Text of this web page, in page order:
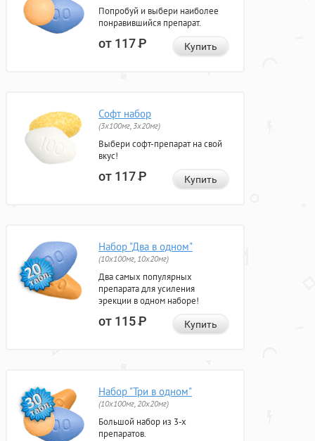
Попробуй и выбери наиболее
понравившийся препарат.
от 117Р Купить
Софт набор
(3x100мг, 3x20мг)
Выбери софт-препарат на свой
вкус!
от 117Р Купить
Набор "Два в одном"
(10x100мг, 10x20мг)
Два самых популярных
препарата для усиления
эрекции в одном наборе!
от 115Р Купить
Набор "Три в одном"
(10x100мг, 20x20мг)
Большой набор из 3-х
препаратов.